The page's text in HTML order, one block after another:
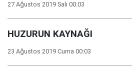
27 Ağustos 2019 Salı 00:03
HUZURUN KAYNAĞI
23 Ağustos 2019 Cuma 00:03